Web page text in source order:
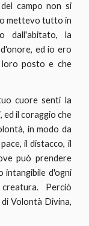
campo non si
mettevo tutto in
dall'abitato, la
ed io ero
posto e che
cuore senti la
ed il coraggio che
in modo da
il distacco, il
può prendere
intangibile d'ogni
Perciò
Volontà Divina,